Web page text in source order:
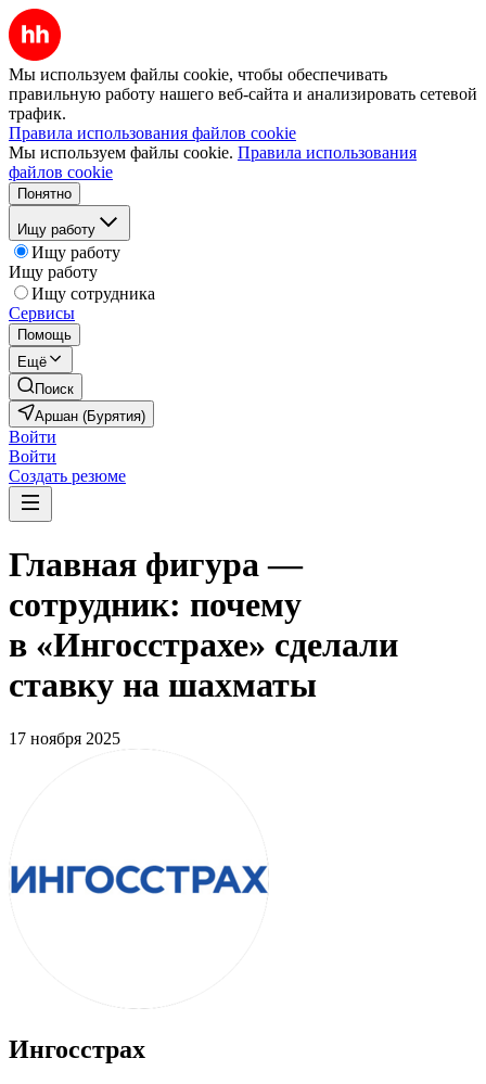
Мы используем файлы cookie, чтобы обеспечивать
правильную работу нашего веб-сайта и анализировать сетевой
трафик.
Правила использования файлов cookie
Мы используем файлы cookie. Правила использования
файлов cookie
Понятно
Ищу работу
Ищу работу
Ищу работу
Ищу сотрудника
Сервисы
Помощь
Ещё
Поиск
Аршан (Бурятия)
Войти
Войти
Создать резюме
Главная фигура —
сотрудник: почему
в «Ингосстрахе» сделали
ставку на шахматы
17 ноября 2025
Ингосстрах